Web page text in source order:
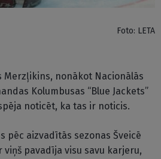
Foto: LETA
Merzļikins, nonākot Nacionālās
Kolumbusas “Blue Jackets”
noticēt, ka tas ir noticis.
pēc aizvadītās sezonas Šveicē
viņš pavadīja visu savu karjeru,